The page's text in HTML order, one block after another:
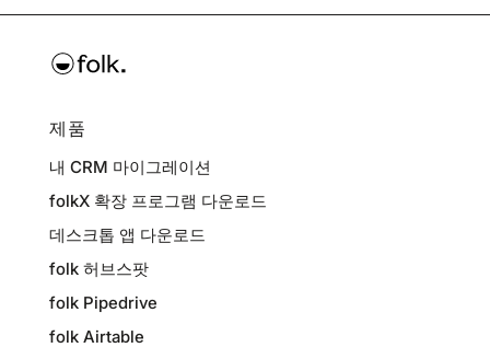
제품
내 CRM 마이그레이션
folkX 확장 프로그램 다운로드
데스크톱 앱 다운로드
folk 허브스팟
folk Pipedrive
folk Airtable